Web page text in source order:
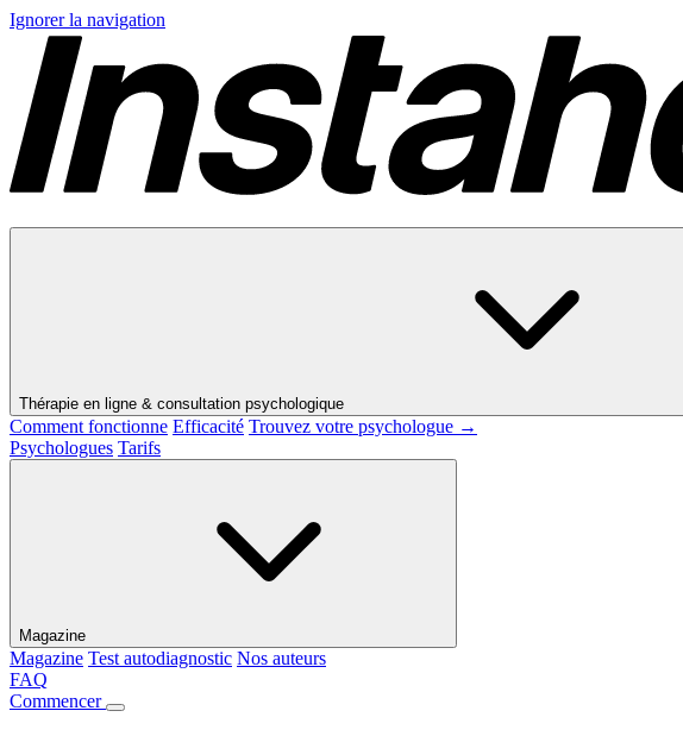
Ignorer la navigation
Thérapie en ligne & consultation psychologique
Comment fonctionne Efficacité Trouvez votre psychologue →
Psychologues Tarifs
Magazine
Magazine Test autodiagnostic Nos auteurs
FAQ
Commencer